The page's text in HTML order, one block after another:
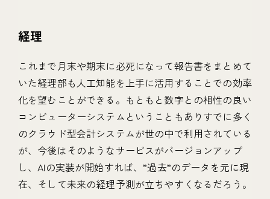
経理
これまで月末や期末に必死になって報告書をまとめて
いた経理部も人工知能を上手に活用することでの効率
化を望むことができる。もともと数字との相性の良い
コンビューターシステムということもありすでに多く
のクラウド型会計システムが世の中で利用されている
が、今後はそのようなサービスがバージョンアップ
し、AIの実装が開始すれば、”過去”のデータを元に現
在、そして未来の経理予測が立ちやすくなるだろう。